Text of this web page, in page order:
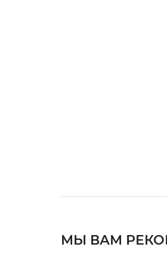
МЫ ВАМ